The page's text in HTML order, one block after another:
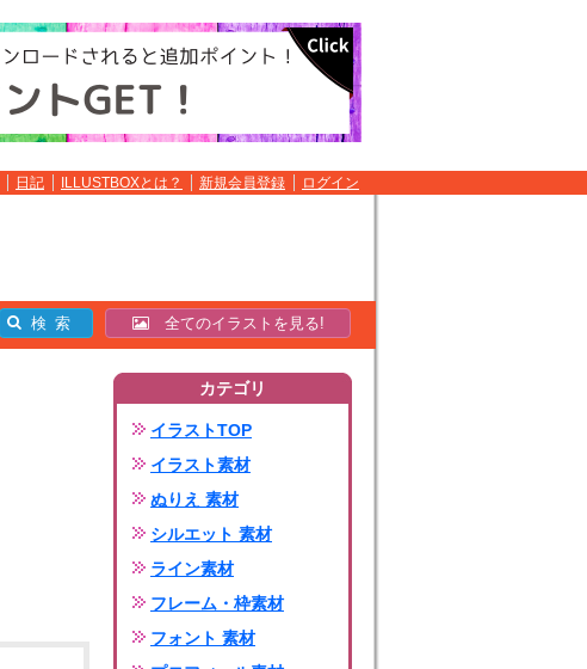
日記 ILLUSTBOXとは？ 新規会員登録 ログイン
全てのイラストを見る!
カテゴリ
イラストTOP
イラスト素材
ぬりえ 素材
シルエット 素材
ライン素材
フレーム・枠素材
フォント 素材